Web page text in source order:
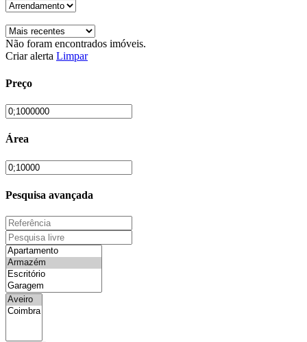
Não foram encontrados imóveis.
Criar alerta Limpar
Preço
Área
Pesquisa avançada